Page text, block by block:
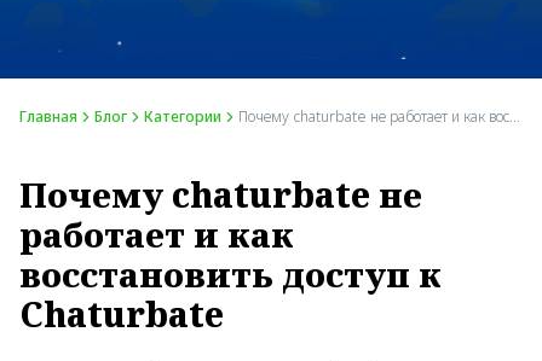
Главная Блог Категории Почему chaturbate не работает и как восстановить доступ к Chaturbate
Почему chaturbate не
работает и как
восстановить доступ к
Chaturbate